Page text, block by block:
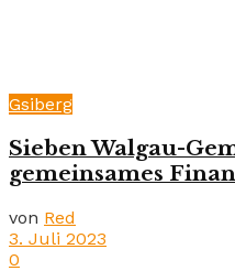
Gsiberg
Sieben Walgau-
gemeinsames
von Red
3. Juli 2023
0